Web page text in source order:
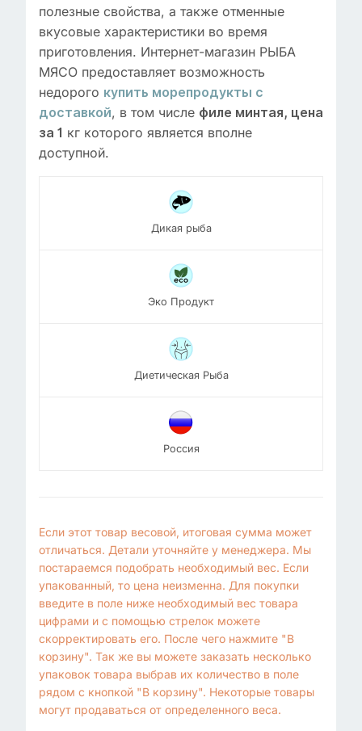
полезные свойства, а также отменные
вкусовые характеристики во время
приготовления. Интернет-магазин РЫБА
МЯСО предоставляет возможность
недорого купить морепродукты с
доставкой, в том числе филе минтая, цена
за 1 кг которого является вполне
доступной.
Дикая рыба
Эко Продукт
Диетическая Рыба
Россия
Если этот товар весовой, итоговая сумма может
отличаться. Детали уточняйте у менеджера. Мы
постараемся подобрать необходимый вес. Если
упакованный, то цена неизменна. Для покупки
введите в поле ниже необходимый вес товара
цифрами и с помощью стрелок можете
скорректировать его. После чего нажмите "В
корзину". Так же вы можете заказать несколько
упаковок товара выбрав их количество в поле
рядом с кнопкой "В корзину". Некоторые товары
могут продаваться от определенного веса.